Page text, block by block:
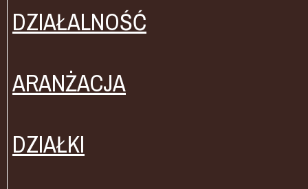
DZIAŁALNOŚĆ
ARANŻACJA
DZIAŁKI